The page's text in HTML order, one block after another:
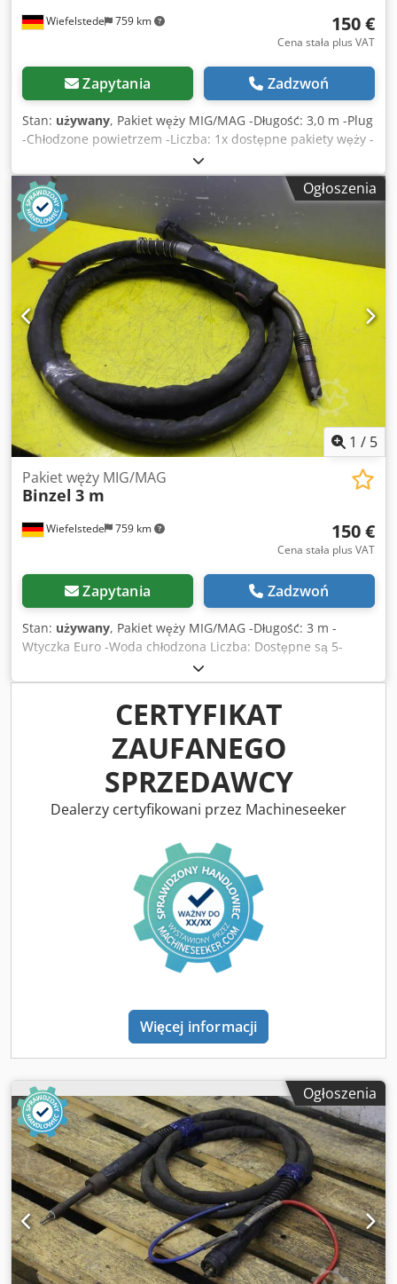
Wiefelstede 759 km 150 €
Cena stała plus VAT
Zapytania Zadzwoń
Stan: używany, Pakiet węży MIG/MAG -Długość: 3,0 m -Plug
-Chłodzone powietrzem -Liczba: 1x dostępne pakiety węży -
Cena: za sztukę -Waga: 2,6 kg Dodpfxscf Dg Tj Acdsck
Ogłoszenia
1 / 5
Wiefelstede 759 km
Pakiet węży MIG/MAG
Binzel 3 m
150 €
Cena stała plus VAT
Zapytania Zadzwoń
Stan: używany, Pakiet węży MIG/MAG -Długość: 3 m -
Wtyczka Euro -Woda chłodzona Liczba: Dostępne są 5-
krotne pakiety węży -Cena: za sztukę Dcedpfocf Dhdsx
Acdok -Waga: 3 kg
CERTYFIKAT
ZAUFANEGO
SPRZEDAWCY
Dealerzy certyfikowani przez Machineseeker
Więcej informacji
Ogłoszenia